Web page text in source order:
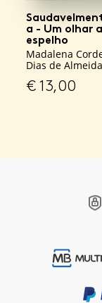
a - Um olhar
espelho
Madalena
Dias de Almeida
€13,00